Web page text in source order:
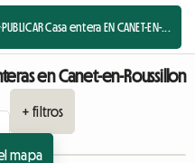
PUBLICAR Casa entera EN CANET-EN-...
en Canet-en-Roussillon
+ filtros
mapa